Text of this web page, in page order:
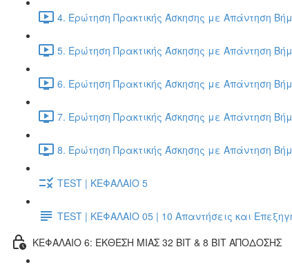
4. Ερώτηση Πρακτικής Άσκησης με Απάντηση
5. Ερώτηση Πρακτικής Άσκησης με Απάντηση
6. Ερώτηση Πρακτικής Άσκησης με Απάντηση
7. Ερώτηση Πρακτικής Άσκησης με Απάντηση
8. Ερώτηση Πρακτικής Άσκησης με Απάντηση
TEST | ΚΕΦΑΛΑΙΟ 5
TEST | ΚΕΦΑΛΑΙΟ 05 | 10 Απαντήσεις και
ΚΕΦΑΛΑΙΟ 6: ΕΚΘΕΣΗ ΜΙΑΣ 32 BIT & 8 BIT ΑΠΟΔΟΣΗΣ